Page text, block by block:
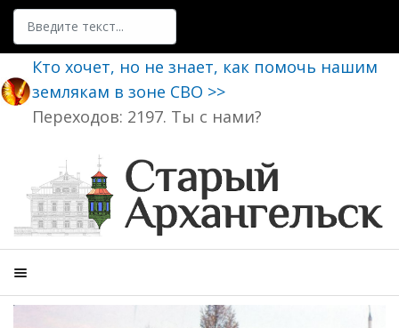
Поиск
Кто хочет, но не знает, как помочь нашим
землякам в зоне СВО >>
Переходов: 2197. Ты с нами?